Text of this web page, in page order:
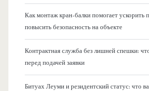
Как монтаж кран-балки помогает ускорить
повысить безопасность на объекте
Контрактная служба без лишней спешки:
перед подачей заявки
Битуах Леуми и резидентский статус: что